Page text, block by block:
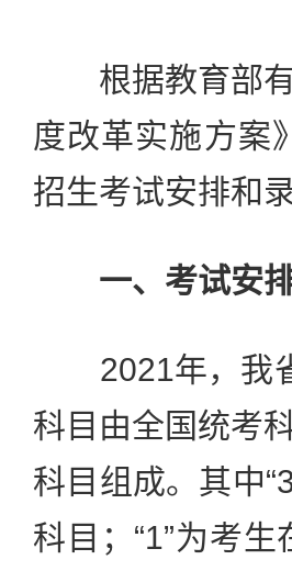
根据教育部有
度改革实施方案
招生考试安排和
一、考试安
2021年，我省
科目由全国统考
科目组成。其中
科目；“1”为考